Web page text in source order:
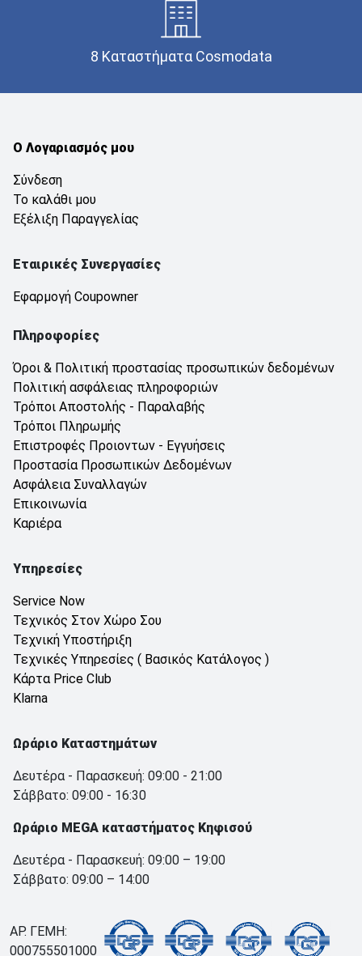
8 Καταστήματα Cosmodata
Ο Λογαριασμός μου
Σύνδεση
Το καλάθι μου
Εξέλιξη Παραγγελίας
Εταιρικές Συνεργασίες
Εφαρμογή Coupowner
Πληροφορίες
Όροι & Πολιτική προστασίας προσωπικών δεδομένων
Πολιτική ασφάλειας πληροφοριών
Τρόποι Αποστολής - Παραλαβής
Τρόποι Πληρωμής
Επιστροφές Προιοντων - Εγγυήσεις
Προστασία Προσωπικών Δεδομένων
Ασφάλεια Συναλλαγών
Επικοινωνία
Καριέρα
Υπηρεσίες
Service Now
Τεχνικός Στον Χώρο Σου
Τεχνική Υποστήριξη
Τεχνικές Υπηρεσίες ( Βασικός Κατάλογος )
Κάρτα Price Club
Klarna
Ωράριο Καταστημάτων
Δευτέρα - Παρασκευή: 09:00 - 21:00
Σάββατο: 09:00 - 16:30
Ωράριο MEGA καταστήματος Κηφισού
Δευτέρα - Παρασκευή: 09:00 – 19:00
Σάββατο: 09:00 – 14:00
ΑΡ. ΓΕΜΗ:
000755501000